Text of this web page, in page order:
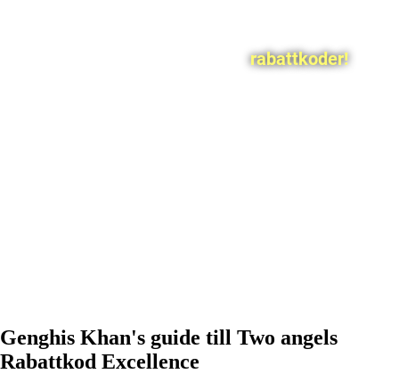
rabattkoder!
Genghis Khan's guide till Two angels
Rabattkod Excellence